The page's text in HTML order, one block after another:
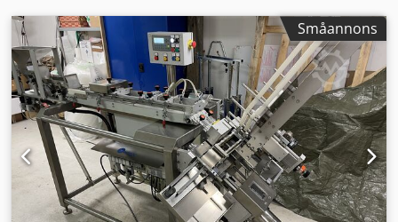
elektronikmodul för vägningssignalutvärdering, styrning av
vibrationsrännor, utloppsrutsch 55°. Elektronik: styrning i
32-bit multiprocessormodul-teknik, MultiWeigh pekskärm i
färg, med dokumentation. Besiktning på plats är möjlig.
Dsdpjzfp Hbefx Aqlewa
Småannons